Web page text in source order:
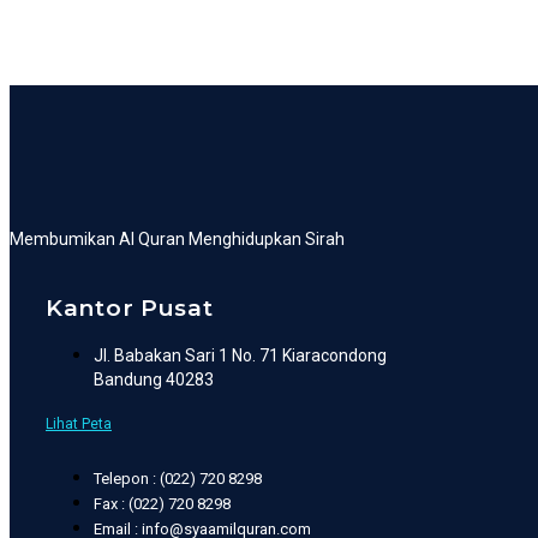
Membumikan Al Quran Menghidupkan Sirah
Kantor Pusat
Jl. Babakan Sari 1 No. 71 Kiaracondong
Bandung 40283
Lihat Peta
Telepon : (022) 720 8298
Fax : (022) 720 8298
Email : info@syaamilquran.com